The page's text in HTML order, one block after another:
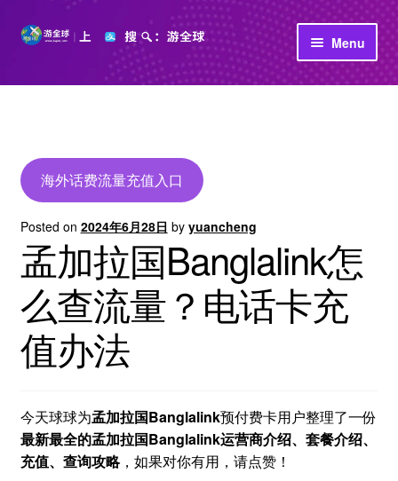
Skip
Skip
Menu
首页
公司介绍
海外话费流量充值入口
Posted on 2024年6月28日 by yuancheng
孟加拉国Banglalink怎
么查流量？电话卡充
值办法
今天球球为孟加拉国Banglalink预付费卡用户整理了一份
最新最全的孟加拉国Banglalink运营商介绍、套餐介绍、
充值、查询攻略，如果对你有用，请点赞！